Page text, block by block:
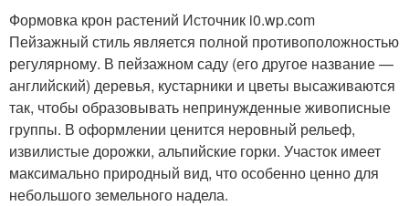
Формовка крон растений Источник i0.wp.com
Пейзажный стиль является полной противоположностью
регулярному. В пейзажном саду (его другое название —
английский) деревья, кустарники и цветы высаживаются
так, чтобы образовывать непринужденные живописные
группы. В оформлении ценится неровный рельеф,
извилистые дорожки, альпийские горки. Участок имеет
максимально природный вид, что особенно ценно для
небольшого земельного надела.